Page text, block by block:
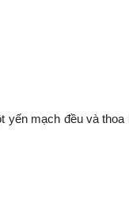
yến mạch đều và